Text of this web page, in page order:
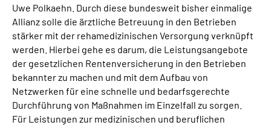
Uwe Polkaehn. Durch diese bundesweit bisher einmalige
Allianz solle die ärztliche Betreuung in den Betrieben
stärker mit der rehamedizinischen Versorgung verknüpft
werden. Hierbei gehe es darum, die Leistungsangebote
der gesetzlichen Rentenversicherung in den Betrieben
bekannter zu machen und mit dem Aufbau von
Netzwerken für eine schnelle und bedarfsgerechte
Durchführung von Maßnahmen im Einzelfall zu sorgen.
Für Leistungen zur medizinischen und beruflichen